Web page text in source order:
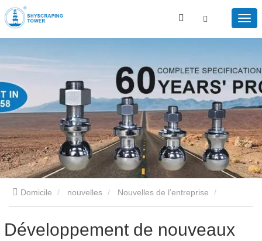
Domicile nouvelles Nouvelles de l’entreprise
Développement de nouveaux produits
Développement de nouveaux